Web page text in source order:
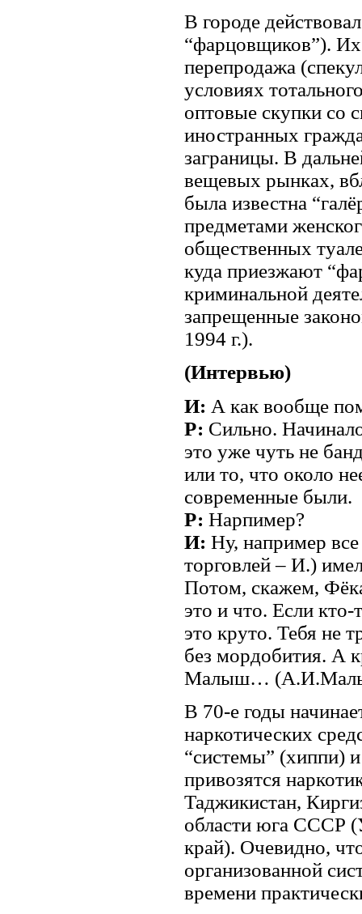
В городе
“фарцовщиков”).
перепродажа
условиях
оптовые скупки со
иностранных
заграницы. В
вещевых рынках,
была известна
предметами
общественных
куда приезжают
криминальной
запрещенные
1994 г.).
(Интервью)
И: А как вообще
Р: Сильно.
это уже чуть не
или то, что около
современные были.
Р: Нарпимер?
И: Ну, например
торговлей – И.)
Потом, скажем,
это и что. Если
это круто. Тебя не
без мордобития. А
Малыш…
В 70-е годы
наркотических
“системы” (хиппи)
привозятся
Таджикистан,
области юга СССР
край). Очевидно,
организованной
времени